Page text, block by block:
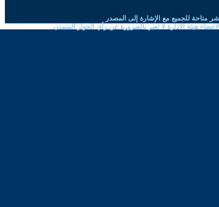
متاحة للجميع مع الإشارة إلى المصدر
هيئة الادارة لا تعبر بالضرورة عن رأي الحوار المتمدن